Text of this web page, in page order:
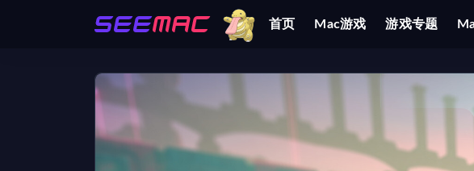
首页 Mac游戏 游戏专题